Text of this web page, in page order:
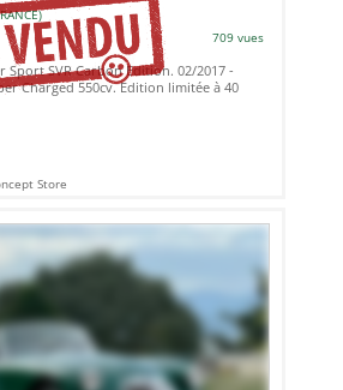
709 vues
Sport SVR Carbon Edition. 02/2017 -
Charged 550cv. Edition limitée à 40
Store